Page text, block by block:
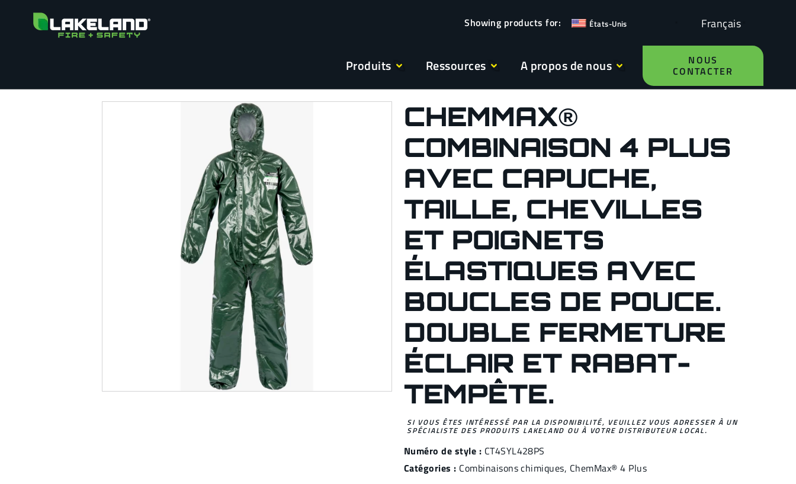
États-Unis Français
Produits Ressources A propos de nous NOUS
CONTACTER
CHEMMAX®
COMBINAISON 4 PLUS
AVEC CAPUCHE,
TAILLE, CHEVILLES
ET POIGNETS
ÉLASTIQUES AVEC
BOUCLES DE POUCE.
DOUBLE FERMETURE
ÉCLAIR ET RABAT-
TEMPÊTE.
SI VOUS ÊTES INTÉRESSÉ PAR LA DISPONIBILITÉ, VEUILLEZ VOUS ADRESSER À UN
SPÉCIALISTE DES PRODUITS LAKELAND OU À VOTRE DISTRIBUTEUR LOCAL.
Numéro de style : CT4SYL428PS
Catégories : Combinaisons chimiques, ChemMax® 4 Plus